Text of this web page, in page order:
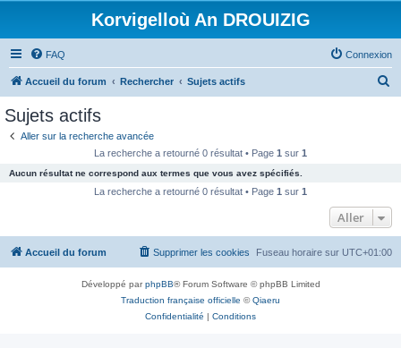
Korvigelloù An DROUIZIG
FAQ Connexion
Accueil du forum Rechercher Sujets actifs
c
e
Sujets actifs
Aller sur la recherche avancée
La recherche a retourné 0 résultat • Page 1 sur 1
Aucun résultat ne correspond aux termes que vous avez spécifiés.
La recherche a retourné 0 résultat • Page 1 sur 1
Aller
Accueil du forum Fuseau horaire sur UTC+01:00
Supprimer les cookies
Développé parphpBB® Forum Software © phpBB Limited
Traduction française officielle ©Qiaeru
Confidentialité | Conditions